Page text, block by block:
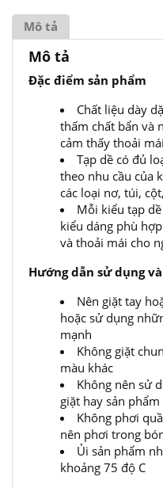
Mô tả
Mô tả
Đặc điểm sản phẩm
Chất liệu dày
thấm chất bẩn và
cảm thấy thoải mái
Tạp dề có đủ
theo nhu cầu của
các loại nơ, túi,
Mỗi kiểu tạp
kiểu dáng phù
và thoải mái cho
Hướng dẫn sử dụng
Nên giặt tay
hoặc sử dụng
mạnh
Không giặt
màu khác
Không nên sử
giặt hay sản
Không phơi
nên phơi trong
Ủi sản phẩm
khoảng 75 độ C